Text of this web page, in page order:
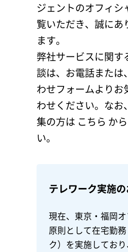
ニュース
ブログ
新卒採用
お問い
ジェントのオフィシ
覧いただき、誠にあ
ます。
弊社サービスに関す
談は、お電話または
わせフォームよりお
わせください。なお
集の方は こちら か
い。
テレワーク実施
現在、東京・福岡オ
原則として在宅勤
ク）を実施してお